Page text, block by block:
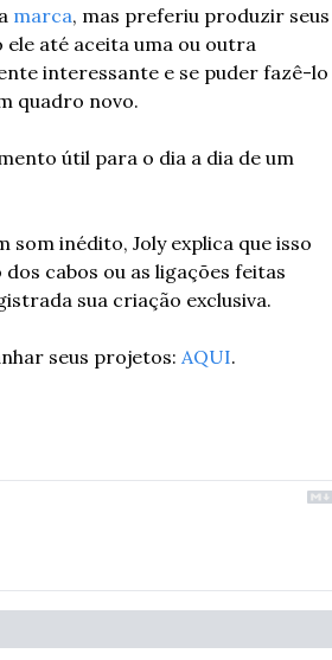
marca, mas preferiu produzir seus
até aceita uma ou outra
interessante e se puder fazê-lo
quadro novo.
útil para o dia a dia de um
inédito, Joly explica que isso
cabos ou as ligações feitas
sua criação exclusiva.
seus projetos: AQUI.